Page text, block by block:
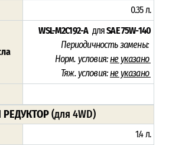
0.35 л.
WSL-M2C192-AдляSAE 75W-140
Периодичность замены:
Норм. условия: не указано
Тяж. условия: не указано
(для 4WD)
1.4 л.